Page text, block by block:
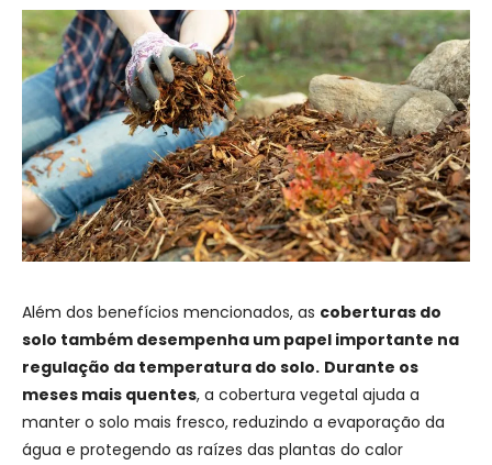
Além dos benefícios mencionados, as coberturas do
solo também desempenha um papel importante na
regulação da temperatura do solo. Durante os
meses mais quentes, a cobertura vegetal ajuda a
manter o solo mais fresco, reduzindo a evaporação da
água e protegendo as raízes das plantas do calor